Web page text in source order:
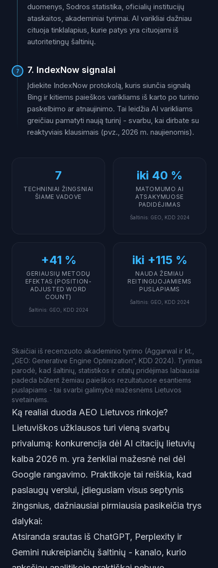
duomenys, Sodros statistika, oficialių institucijų
ataskaitos, akademiniai tyrimai. AI varikliai dažniau
cituoja tinklalapius, kurie patys yra cituojami iš
autoritetingų šaltinių.
7 7. IndexNow signalai
Įdiekite IndexNow protokolą, kuris siunčia signalą
Bing ir kitiems paieškos varikliams iš karto po turinio
paskelbimo ar atnaujinimo. Tai leidžia AI varikliams
greičiau pamatyti naują turinį - svarbu, kai dirbate su
reaktyviais klausimais (pvz., 2026 m. naujienomis).
7
TECHNINIAI ŽINGSNIAI
ŠIAME VADOVE
iki 40 %
MATOMUMO AI
ATSAKYMUOSE
PADIDĖJIMAS
Šaltinis: GEO, KDD 2024
+41 %
GERIAUSIŲ METODŲ
EFEKTAS (POSITION-
ADJUSTED WORD
COUNT)
Šaltinis: GEO, KDD 2024
iki +115 %
NAUDA ŽEMIAU
REITINGUOJAMIEMS
PUSLAPIAMS
Šaltinis: GEO, KDD 2024
Skaičiai iš recenzuoto akademinio tyrimo (Aggarwal ir kt.,
„GEO: Generative Engine Optimization“, KDD 2024). Tyrimas
parodė, kad šaltinių, statistikos ir citatų pridėjimas labiausiai
padeda būtent žemiau paieškos rezultatuose esantiems
puslapiams - tai svarbi galimybė mažesnėms Lietuvos
svetainėms.
Ką realiai duoda AEO Lietuvos rinkoje?
Lietuviškos užklausos turi vieną svarbų
privalumą: konkurencija dėl AI citacijų lietuvių
kalba 2026 m. yra ženkliai mažesnė nei dėl
Google rangavimo. Praktikoje tai reiškia, kad
paslaugų verslui, įdiegusiam visus septynis
žingsnius, dažniausiai pirmiausia pasikeičia trys
dalykai:
Atsiranda srautas iš ChatGPT, Perplexity ir
Gemini nukreipiančių šaltinių - kanalo, kurio